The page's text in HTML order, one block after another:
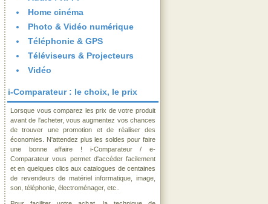
Home cinéma
Photo & Vidéo numérique
Téléphonie & GPS
Téléviseurs & Projecteurs
Vidéo
i-Comparateur : le choix, le prix
Lorsque vous comparez les prix de votre produit
avant de l'acheter, vous augmentez vos chances
de trouver une promotion et de réaliser des
économies. N'attendez plus les soldes pour faire
une bonne affaire ! i-Comparateur / e-
Comparateur vous permet d'accéder facilement
et en quelques clics aux catalogues de centaines
de revendeurs de matériel informatique, image,
son, téléphonie, électroménager, etc..